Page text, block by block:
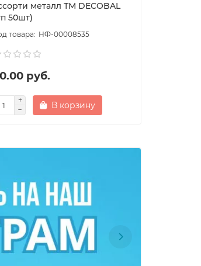
металл ТМ DECOBAL
50шт)
НФ-00008535
руб.
В корзину